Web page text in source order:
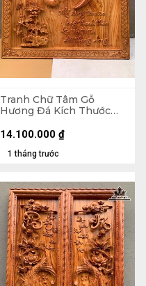
Tranh Chữ Tâm Gỗ
Hương Đá Kích Thước
1 tháng trước
14.100.000 ₫